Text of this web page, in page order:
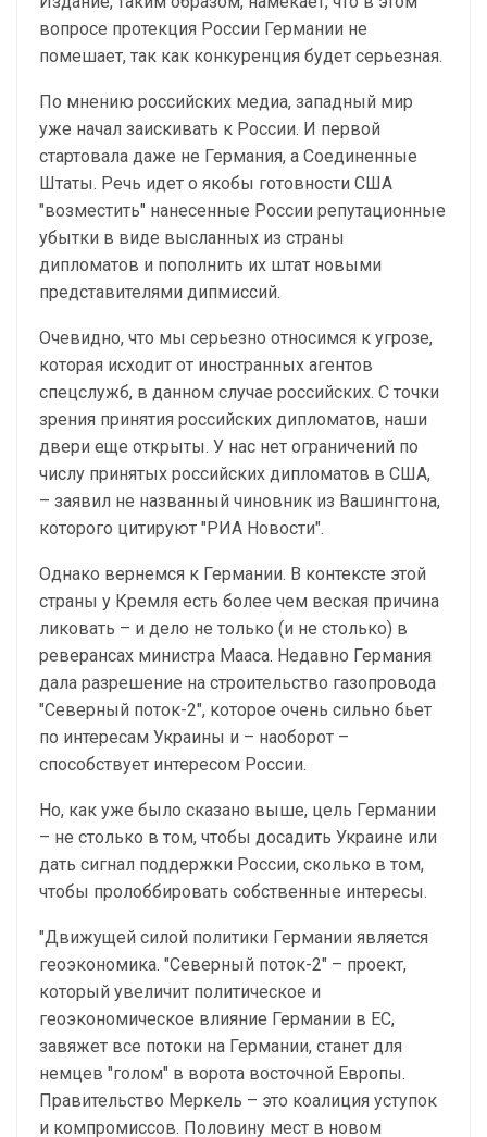
вопросе протекция России Германии не
помешает, так как конкуренция будет серьезная.
По мнению российских медиа, западный мир
уже начал заискивать к России. И первой
стартовала даже не Германия, а Соединенные
Штаты. Речь идет о якобы готовности США
"возместить" нанесенные России репутационные
убытки в виде высланных из страны
дипломатов и пополнить их штат новыми
представителями дипмиссий.
Очевидно, что мы серьезно относимся к угрозе,
которая исходит от иностранных агентов
спецслужб, в данном случае российских. С точки
зрения принятия российских дипломатов, наши
двери еще открыты. У нас нет ограничений по
числу принятых российских дипломатов в США,
– заявил не названный чиновник из Вашингтона,
которого цитируют "РИА Новости".
Однако вернемся к Германии. В контексте этой
страны у Кремля есть более чем веская причина
ликовать – и дело не только (и не столько) в
реверансах министра Мааса. Недавно Германия
дала разрешение на строительство газопровода
"Северный поток-2", которое очень сильно бьет
по интересам Украины и – наоборот –
способствует интересом России.
Но, как уже было сказано выше, цель Германии
– не столько в том, чтобы досадить Украине или
дать сигнал поддержки России, сколько в том,
чтобы пролоббировать собственные интересы.
"Движущей силой политики Германии является
геоэкономика. "Северный поток-2" – проект,
который увеличит политическое и
геоэкономическое влияние Германии в ЕС,
завяжет все потоки на Германии, станет для
немцев "голом" в ворота восточной Европы.
Правительство Меркель – это коалиция уступок
и компромиссов. Половину мест в новом